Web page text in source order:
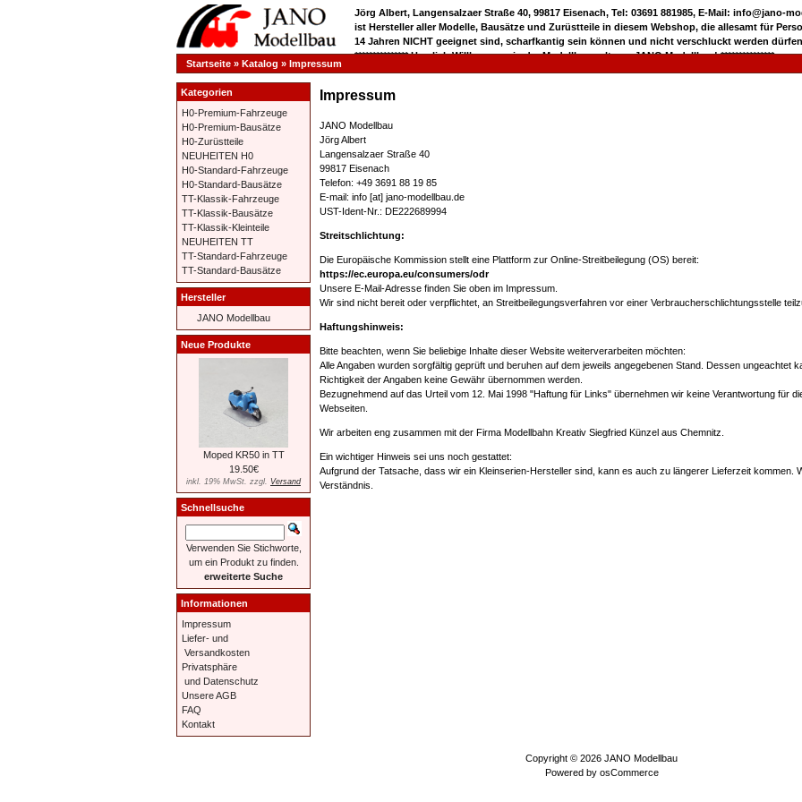
Jörg Albert, Langensalzaer Straße 40, 99817 Eisenach, Tel: 03691 881985, E-Mail: info@jano-
ist Hersteller aller Modelle, Bausätze und Zurüstteile in diesem Webshop, die allesamt für
14 Jahren NICHT geeignet sind, scharfkantig sein können und nicht verschluckt werden
*************** Herzlich Willkommen in der Modellbauwelt von JANO Modellbau! ***************
Startseite » Katalog » Impressum
Impressum
JANO Modellbau
Jörg Albert
Langensalzaer Straße 40
99817 Eisenach
Telefon: +49 3691 88 19 85
E-mail: info [at] jano-modellbau.de
UST-Ident-Nr.: DE222689994
Streitschlichtung:
Die Europäische Kommission stellt eine Plattform zur Online-Streitbeilegung (OS) bereit:
https://ec.europa.eu/consumers/odr
Unsere E-Mail-Adresse finden Sie oben im Impressum.
Wir sind nicht bereit oder verpflichtet, an Streitbeilegungsverfahren vor einer Verbraucherschlichtungsstelle
Haftungshinweis:
Bitte beachten, wenn Sie beliebige Inhalte dieser Website weiterverarbeiten möchten:
Alle Angaben wurden sorgfältig geprüft und beruhen auf dem jeweils angegebenen Stand. Dessen ungeachtet
Richtigkeit der Angaben keine Gewähr übernommen werden.
Bezugnehmend auf das Urteil vom 12. Mai 1998 "Haftung für Links" übernehmen wir keine Verantwortung für
Webseiten.
Wir arbeiten eng zusammen mit der Firma Modellbahn Kreativ Siegfried Künzel aus Chemnitz.
Ein wichtiger Hinweis sei uns noch gestattet:
Aufgrund der Tatsache, dass wir ein Kleinserien-Hersteller sind, kann es auch zu längerer Lieferzeit kommen.
Verständnis.
Kategorien
H0-Premium-Fahrzeuge
H0-Premium-Bausätze
H0-Zurüstteile
NEUHEITEN H0
H0-Standard-Fahrzeuge
H0-Standard-Bausätze
TT-Klassik-Fahrzeuge
TT-Klassik-Bausätze
TT-Klassik-Kleinteile
NEUHEITEN TT
TT-Standard-Fahrzeuge
TT-Standard-Bausätze
Hersteller
JANO Modellbau
Neue Produkte
Moped KR50 in TT
19.50€
inkl. 19% MwSt. zzgl. Versand
Schnellsuche
Verwenden Sie Stichworte,
um ein Produkt zu finden.
erweiterte Suche
Informationen
Impressum
Liefer- und
Versandkosten
Privatsphäre
und Datenschutz
Unsere AGB
FAQ
Kontakt
Copyright © 2026 JANO Modellbau
Powered by osCommerce